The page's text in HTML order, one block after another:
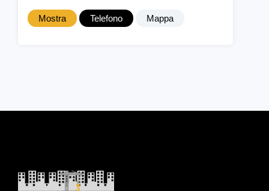
Mostra Telefono Mappa